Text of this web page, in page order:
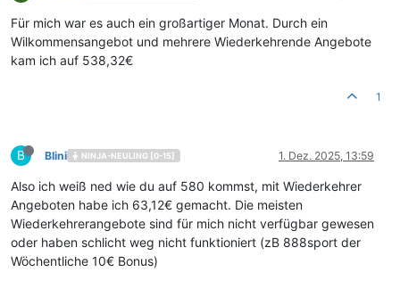
Für mich war es auch ein großartiger Monat. Durch ein
Wilkommensangebot und mehrere Wiederkehrende Angebote
kam ich auf 538,32€
1
B Blini NINJA-NEULING [0-15] 1. Dez. 2025, 13:59
Also ich weiß ned wie du auf 580 kommst, mit Wiederkehrer
Angeboten habe ich 63,12€ gemacht. Die meisten
Wiederkehrerangebote sind für mich nicht verfügbar gewesen
oder haben schlicht weg nicht funktioniert (zB 888sport der
Wöchentliche 10€ Bonus)